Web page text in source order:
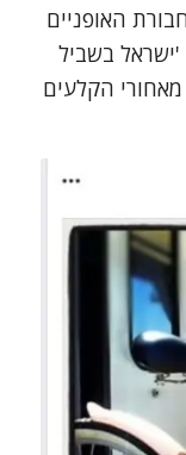
האופניים
בשביל
הקלעים